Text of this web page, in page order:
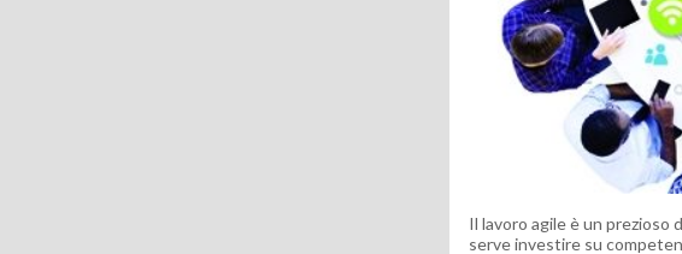
Il lavoro agile è un
serve investire su